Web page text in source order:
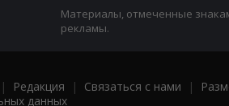
Материалы, отмеченные
рекламы.
| Редакция | Связаться с нами |
данных